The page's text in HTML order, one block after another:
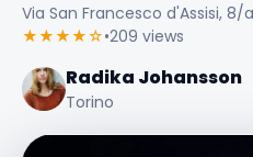
Via San Francesco d'Assisi, 8/
★★★★☆•209 views
Radika Johansson
Torino